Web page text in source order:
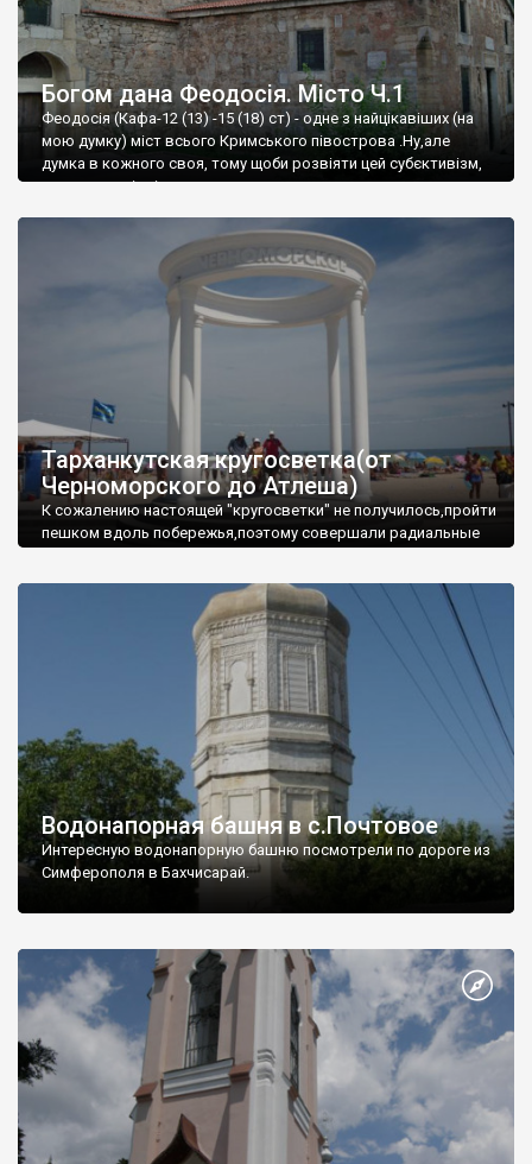
Богом дана Феодосія. Місто Ч.1
Феодосія (Кафа-12 (13) -15 (18) ст) - одне з найцікавіших (на
мою думку) міст всього Кримського півострова .Ну,але
думка в кожного своя, тому щоби розвіяти цей субєктивізм,
запрошую відвідати це
Тарханкутская кругосветка(от
Черноморского до Атлеша)
К сожалению настоящей "кругосветки" не получилось,пройти
пешком вдоль побережья,поэтому совершали радиальные
Водонапорная башня в с.Почтовое
Интересную водонапорную башню посмотрели по дороге из
Симферополя в Бахчисарай.